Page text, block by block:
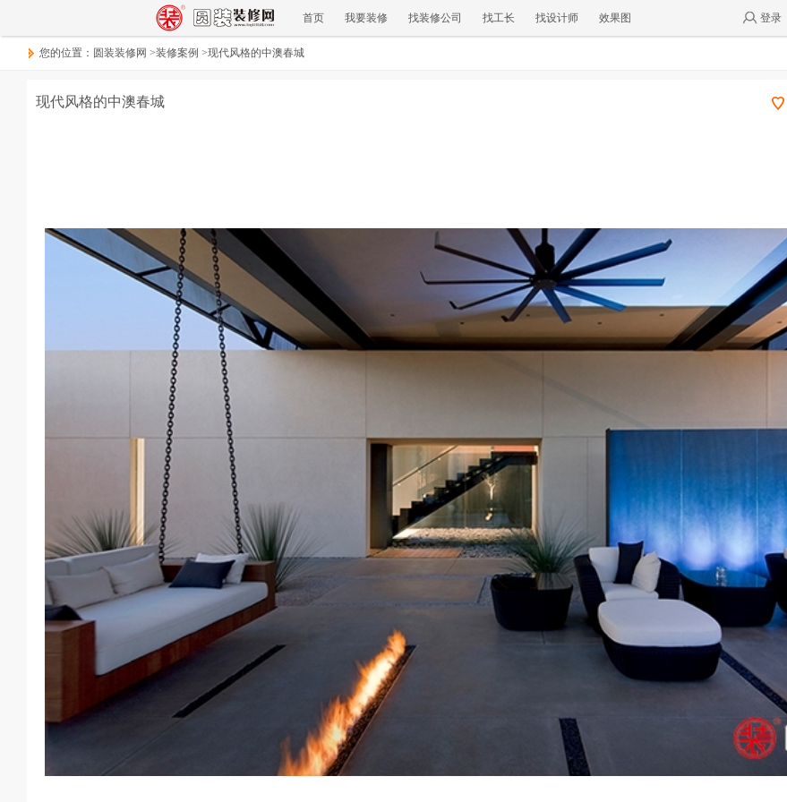
首页 我要装修 找装修公司 找工长 找设计师 效果图 登录
您的位置： 圆装装修网 >装修案例 >现代风格的中澳春城
现代风格的中澳春城